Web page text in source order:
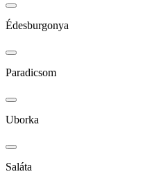
Édesburgonya
Paradicsom
Uborka
Saláta